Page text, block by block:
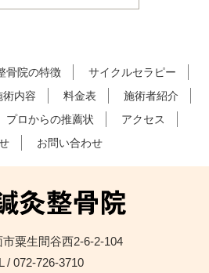
骨院の特徴
サイクルセラピー
術内容 料金表
施術者紹介
プロからの推薦状
アクセス
お問い合わせ
粟生間谷西2-6-2-104
/ 072-726-3710